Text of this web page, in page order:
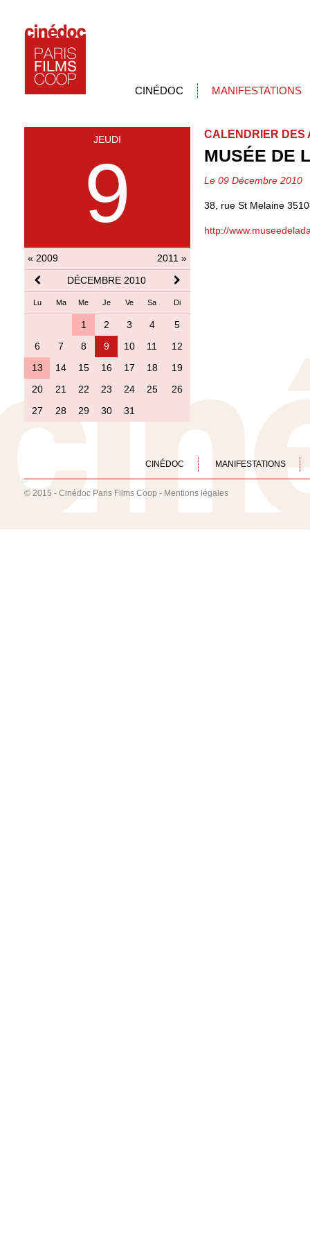
CINÉDOC MANIFESTATIONS
JEUDI
9
« 2009
2011 »
DÉCEMBRE 2010
Lu Ma Me Je Ve Sa Di
1 2 3 4
5
6
7 8 9 10 11
12
13
14 15 16 17 18
19
20
21 22 23 24 25
26
27
28 29 30 31
CALENDRIER DES
MUSÉE DE
Le 09 Décembre 2010
38, rue St Melaine
http://
CINÉDOC MANIFESTATIONS
© 2015 - Cinédoc Paris Films Coop - Mentions légales